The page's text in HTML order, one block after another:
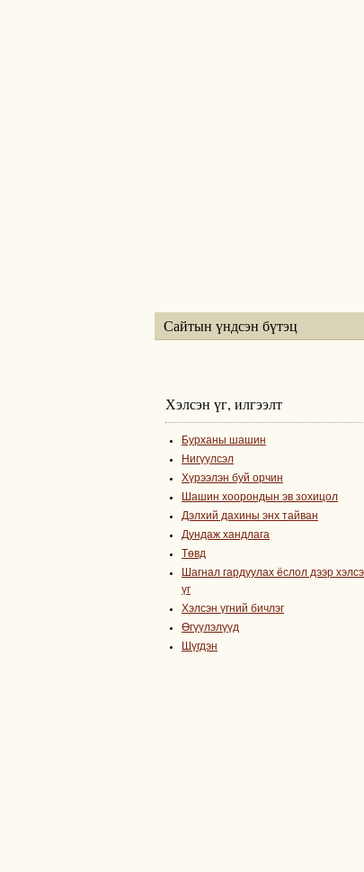
Сайтын үндсэн бүтэц
Хэлсэн үг, илгээлт
Бурханы шашин
Нигүүлсэл
Хүрээлэн буй орчин
Шашин хоорондын эв зохицол
Дэлхий дахины энх тайван
Дундаж хандлага
Төвд
Шагнал гардуулах ёслол дээр
үг
Хэлсэн үгний бичлэг
Өгүүлэлүүд
Шүгдэн